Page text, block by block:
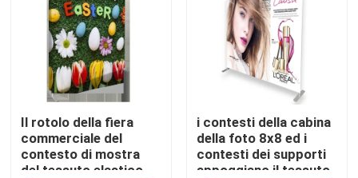
Il rotolo della fiera
commerciale del
contesto di mostra
del tessuto elastico
i contesti della cabina
della foto 8x8 ed i
contesti dei supporti
appoggiano il tessuto